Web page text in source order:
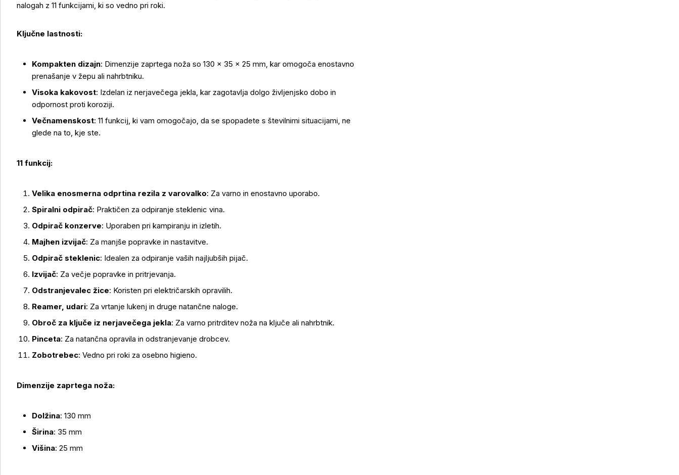
Več o izdelku
nalogah z 11 funkcijami, ki so vedno pri roki.
Ključne lastnosti:
Kompakten dizajn: Dimenzije zaprtega noža so 130 × 35 × 25 mm, kar omogoča enostavno
prenašanje v žepu ali nahrbtniku.
Visoka kakovost: Izdelan iz nerjavečega jekla, kar zagotavlja dolgo življenjsko dobo in
odpornost proti koroziji.
Večnamenskost: 11 funkcij, ki vam omogočajo, da se spopadete s številnimi situacijami, ne
glede na to, kje ste.
11 funkcij:
Velika enosmerna odprtina rezila z varovalko: Za varno in enostavno uporabo.
Spiralni odpirač: Praktičen za odpiranje steklenic vina.
Odpirač konzerve: Uporaben pri kampiranju in izletih.
Majhen izvijač: Za manjše popravke in nastavitve.
Odpirač steklenic: Idealen za odpiranje vaših najljubših pijač.
Izvijač: Za večje popravke in pritrjevanja.
Odstranjevalec žice: Koristen pri električarskih opravilih.
Reamer, udari: Za vrtanje lukenj in druge natančne naloge.
Obroč za ključe iz nerjavečega jekla: Za varno pritrditev noža na ključe ali nahrbtnik.
Pinceta: Za natančna opravila in odstranjevanje drobcev.
Zobotrebec: Vedno pri roki za osebno higieno.
Dimenzije zaprtega noža:
Dolžina: 130 mm
Širina: 35 mm
Višina: 25 mm